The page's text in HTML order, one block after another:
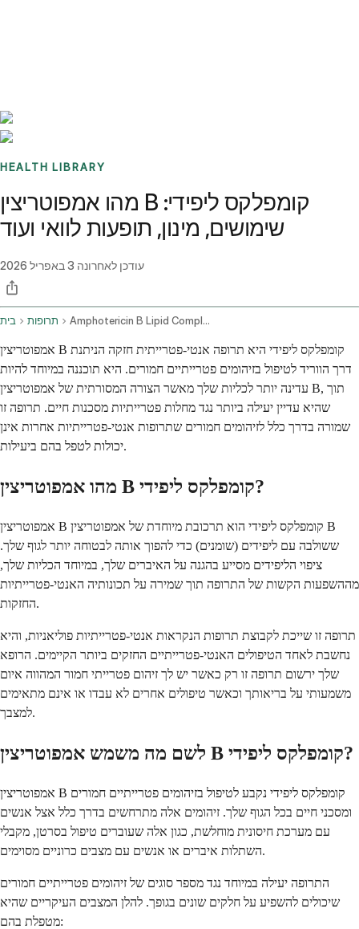
HEALTH LIBRARY
מהו אמפוטריצין B קומפלקס ליפידי:
שימושים, מינון, תופעות לוואי ועוד
עודכן לאחרונה 3 באפריל 2026
בית תרופות Amphotericin B Lipid Complex Intravenous Route Injection Route
אמפוטריצין B קומפלקס ליפידי היא תרופה אנטי-פטרייתית חזקה הניתנת
דרך הווריד לטיפול בזיהומים פטרייתיים חמורים. היא תוכננה במיוחד להיות
עדינה יותר לכליות שלך מאשר הצורה המסורתית של אמפוטריצין B, תוך
שהיא עדיין יעילה ביותר נגד מחלות פטרייתיות מסכנות חיים. תרופה זו
שמורה בדרך כלל לזיהומים חמורים שתרופות אנטי-פטרייתיות אחרות אינן
יכולות לטפל בהם ביעילות.
מהו אמפוטריצין B קומפלקס ליפידי?
אמפוטריצין B קומפלקס ליפידי הוא תרכובת מיוחדת של אמפוטריצין B
ששולבה עם ליפידים (שומנים) כדי להפוך אותה לבטוחה יותר לגוף שלך.
ציפוי הליפידים מסייע בהגנה על האיברים שלך, במיוחד הכליות שלך,
מההשפעות הקשות של התרופה תוך שמירה על תכונותיה האנטי-פטרייתיות
החזקות.
תרופה זו שייכת לקבוצת תרופות הנקראות אנטי-פטרייתיות פוליאניות, והיא
נחשבת לאחד הטיפולים האנטי-פטרייתיים החזקים ביותר הקיימים. הרופא
שלך ירשום תרופה זו רק כאשר יש לך זיהום פטרייתי חמור המהווה איום
משמעותי על בריאותך וכאשר טיפולים אחרים לא עבדו או אינם מתאימים
למצבך.
לשם מה משמש אמפוטריצין B קומפלקס ליפידי?
אמפוטריצין B קומפלקס ליפידי נקבע לטיפול בזיהומים פטרייתיים חמורים
ומסכני חיים בכל הגוף שלך. זיהומים אלה מתרחשים בדרך כלל אצל אנשים
עם מערכת חיסונית מוחלשת, כגון אלה שעוברים טיפול בסרטן, מקבלי
השתלות איברים או אנשים עם מצבים כרוניים מסוימים.
התרופה יעילה במיוחד נגד מספר סוגים של זיהומים פטרייתיים חמורים
שיכולים להשפיע על חלקים שונים בגופך. להלן המצבים העיקריים שהיא
מטפלת בהם: